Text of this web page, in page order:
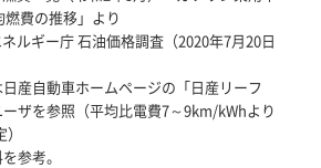
費の推移」より
ルギー庁 石油価格調査（2020年7月20日
産自動車ホームページの「日産リーフ
ザを参照（平均比電費7～9km/kWhより
参考。